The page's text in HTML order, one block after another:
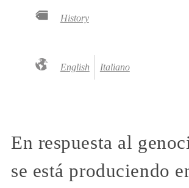
History
English Italiano
En respuesta al
se está produciendo